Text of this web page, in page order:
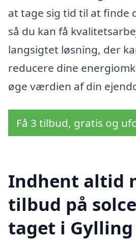
at tage sig tid til at finde
så du kan få
langsigtet løsning, der
reducere dine
øge værdien af din
Få 3 tilbud, gratis og
Indhent altid
tilbud på
taget i Gylling